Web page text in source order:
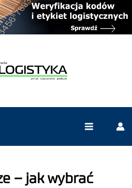
– jak wybrać